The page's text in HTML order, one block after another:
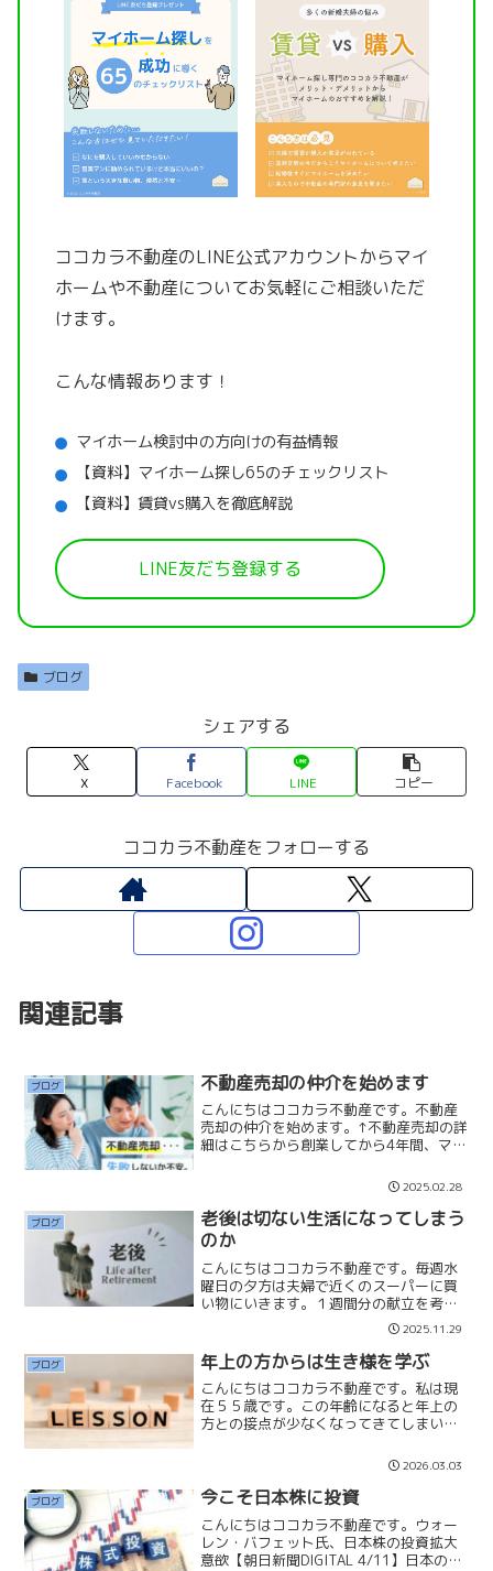
ココカラ不動産のLINE公式アカウントからマイ
ホームや不動産についてお気軽にご相談いただ
けます。
こんな情報あります！
マイホーム検討中の方向けの有益情報
【資料】マイホーム探し65のチェックリスト
【資料】賃貸vs購入を徹底解説
LINE友だち登録する
ブログ
シェアする
X Facebook LINE コピー
ココカラ不動産をフォローする
関連記事
ブログ 不動産売却の仲介を始めます
こんにちはココカラ不動産です。不動産
売却の仲介を始めます。↑不動産売却の詳
細はこちらから創業してから4年間、マイ
ましたが、今期から不動産売却も始めて
いきます。エリアは「一都三県」です。
※一部対応不可のエリ...
2025.02.28
ブログ
老後は切ない生活になってしまう
のか
こんにちはココカラ不動産です。毎週水
曜日の夕方は夫婦で近くのスーパーに買
い物にいきます。１週間分の献立を考え
ながら、まとめ買いしています。この間
の水曜日も買い物に行き、お刺身の盛り
合わせを食べようと鮮魚コーナー行く
と、おばあさんが物色してい...
2025.11.29
ブログ 年上の方からは生き様を学ぶ
こんにちはココカラ不動産です。私は現
在５５歳です。この年齢になると年上の
方との接点が少なくなってきてしまいま
とても好きです。年上の方の話には仕事
や人生の学びがあり、年齢を重ねるとど
のような思考になり、人生...
2026.03.03
ブログ 今こそ日本株に投資
こんにちはココカラ不動産です。ウォー
レン・バフェット氏、日本株の投資拡大
意欲【朝日新聞DIGITAL 4/11】日本の株